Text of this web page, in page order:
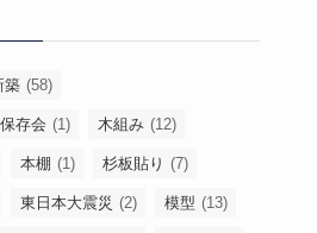
築 (58)
存会 (1) 木組み (12)
本棚 (1) 杉板貼り (7)
東日本大震災 (2) 模型 (13)